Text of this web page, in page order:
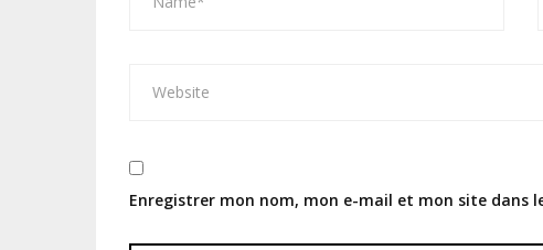
Enregistrer mon nom, mon e-mail et mon site dans